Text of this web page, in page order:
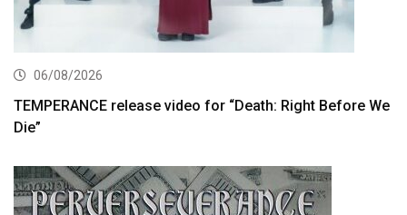
06/08/2026
TEMPERANCE release video for “Death: Right Before We
Die”